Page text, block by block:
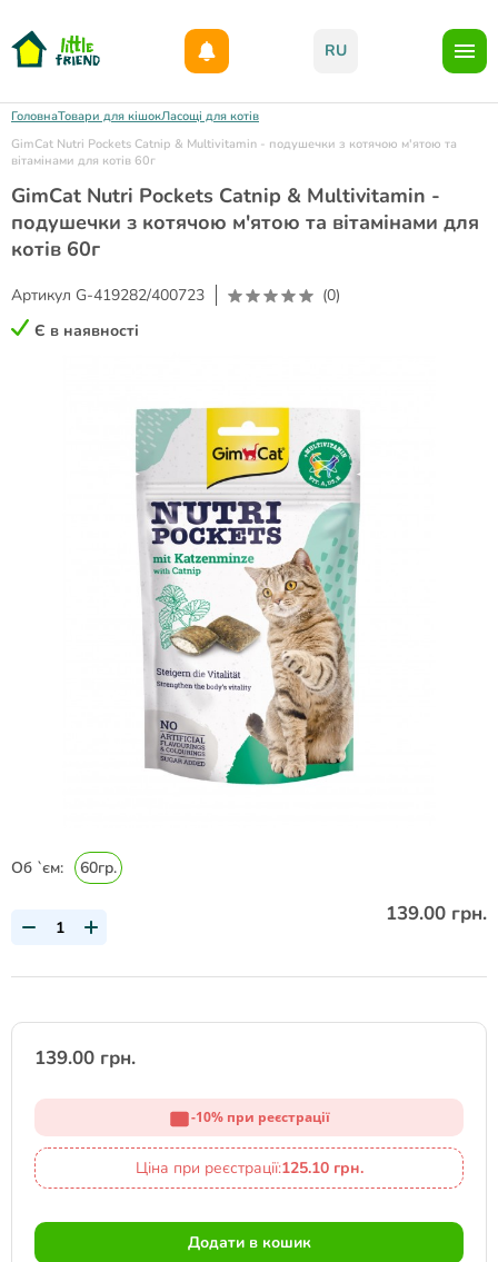
RU
ГоловнаТовари для кішокЛасощі для котів
GimCat Nutri Pockets Catnip & Multivitamin - подушечки з котячою м'ятою та
вітамінами для котів 60г
GimCat Nutri Pockets Catnip & Multivitamin -
подушечки з котячою м'ятою та вітамінами для
котів 60г
Артикул G-419282/400723
(0)
Є в наявності
Об `єм: 60гр.
139.00 грн.
139.00 грн.
-10% при реєстрації
Ціна при реєстрації:125.10 грн.
Додати в кошик